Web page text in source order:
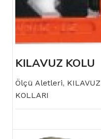
KILAVUZ KOLU
Ölçü Aletleri, KILAVUZ
KOLLARI